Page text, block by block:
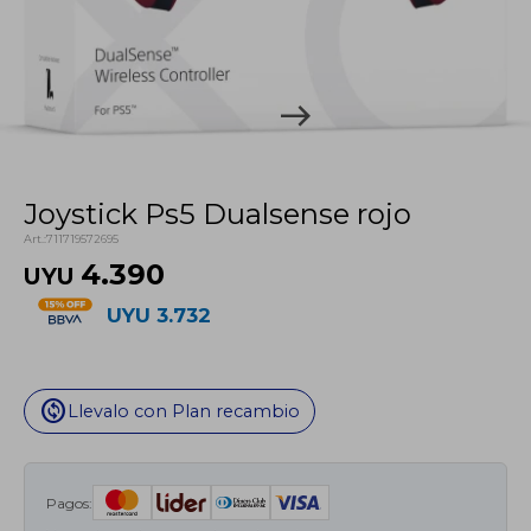
Joystick Ps5 Dualsense rojo
711719572695
UYU 4.390
UYU 3.732
change_circle Llevalo con Plan recambio
Pagos: